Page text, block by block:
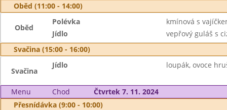
Oběd (11:00 - 14:00)
Oběd
Polévka
kmínová s
Jídlo
vepřový guláš s
Svačina (15:00 - 16:00)
Svačina
Jídlo loupák, ovoce
Menu Chod
Čtvrtek 7. 11. 2024
Přesnídávka (9:00 - 10:00)